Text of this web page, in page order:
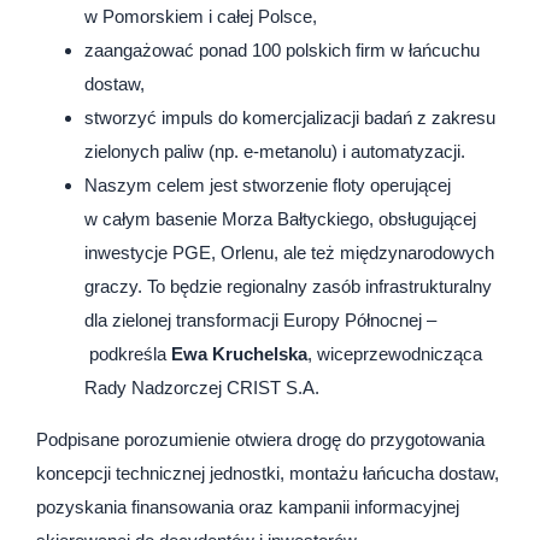
w Pomorskiem i całej Polsce,
zaangażować ponad 100 polskich firm w łańcuchu
dostaw,
stworzyć impuls do komercjalizacji badań z zakresu
zielonych paliw (np. e-metanolu) i automatyzacji.
Naszym celem jest stworzenie floty operującej
w całym basenie Morza Bałtyckiego, obsługującej
inwestycje PGE, Orlenu, ale też międzynarodowych
graczy. To będzie regionalny zasób infrastrukturalny
dla zielonej transformacji Europy Północnej –
podkreśla Ewa Kruchelska, wiceprzewodnicząca
Rady Nadzorczej CRIST S.A.
Podpisane porozumienie otwiera drogę do przygotowania
koncepcji technicznej jednostki, montażu łańcucha dostaw,
pozyskania finansowania oraz kampanii informacyjnej